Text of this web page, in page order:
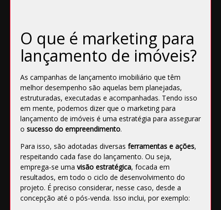
O que é marketing para
lançamento de imóveis?
As campanhas de lançamento imobiliário que têm
melhor desempenho são aquelas bem planejadas,
estruturadas, executadas e acompanhadas. Tendo isso
em mente, podemos dizer que o marketing para
lançamento de imóveis é uma estratégia para assegurar
o sucesso do empreendimento.
Para isso, são adotadas diversas ferramentas e ações,
respeitando cada fase do lançamento. Ou seja,
emprega-se uma visão estratégica, focada em
resultados, em todo o ciclo de desenvolvimento do
projeto. É preciso considerar, nesse caso, desde a
concepção até o pós-venda. Isso inclui, por exemplo: